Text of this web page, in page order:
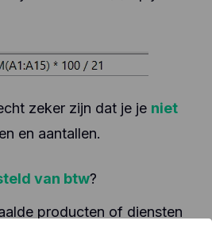
zeker zijn dat je je niet
en aantallen.
van btw?
producten of diensten